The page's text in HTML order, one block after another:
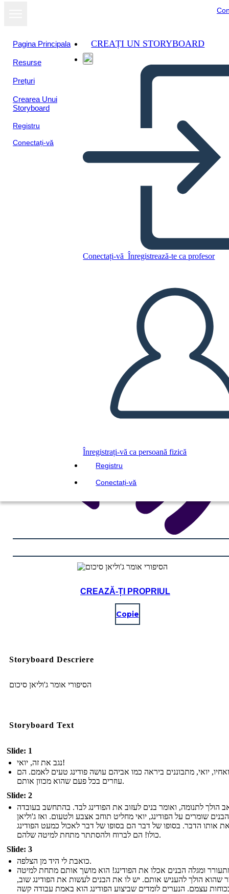
Pagina Principala
Resurse
Prețuri
Crearea Unui
Storyboard
Registru
Conectați-vă
CREAȚI UN STORYBOARD
Conectați-vă Înregistrează-te ca profesor
Înregistrați-vă ca persoană fizică
Registru
Conectați-vă
Copiați acest Storyboard
REDAȚI PREZENTAREA DE DIAPOZITIVE
CITESTE-MI
CREAZĂ-ȚI PROPRIUL
Copie
Storyboard Descriere
הסיפורי אומר ג'וליאן סיכום
Storyboard Text
Slide: 1
נגב את זה, יואי!
ואחיו, יואי, מתבוננים ביראה כמו אביהם עושה פודינג טעים לאמם. הם
עוזרים בכל פעם שהוא מכוון אותם.
Slide: 2
הולך לתנומה, ואומר בנים לעזוב את הפודינג לבד. בהתחשב בעובדה
שומרים על הפודינג, יואי מחליט תוחב אצבע ולטעום. ואז ג'וליאן
אותו הדבר. בסופו של דבר הם בסופו של דבר לאכול כמעט הפודינג
כולו! הם לברוח ולהסתתר מתחת למיטה שלהם.
Slide: 3
כואבת לי היד מן הצלפה.
ומגלה הבנים אכלו את הפודינג! הוא מושך אותם מתחת למיטה
שהוא הולך להעניש אותם. יש לו את הבנים לעשות את הפודינג שוב,